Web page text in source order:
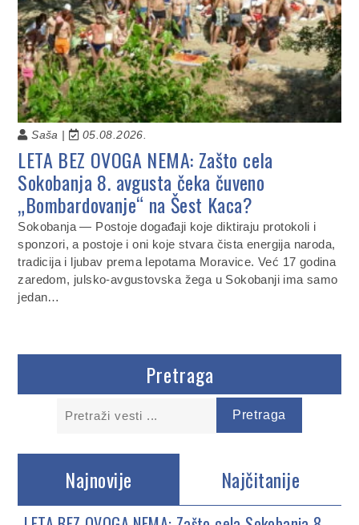
Saša | 05.08.2026.
LETA BEZ OVOGA NEMA: Zašto cela
Sokobanja 8. avgusta čeka čuveno
„Bombardovanje“ na Šest Kaca?
Sokobanja — Postoje događaji koje diktiraju protokoli i
sponzori, a postoje i oni koje stvara čista energija naroda,
tradicija i ljubav prema lepotama Moravice. Već 17 godina
zaredom, julsko-avgustovska žega u Sokobanji ima samo
jedan…
Pretraga
Najnovije Najčitanije